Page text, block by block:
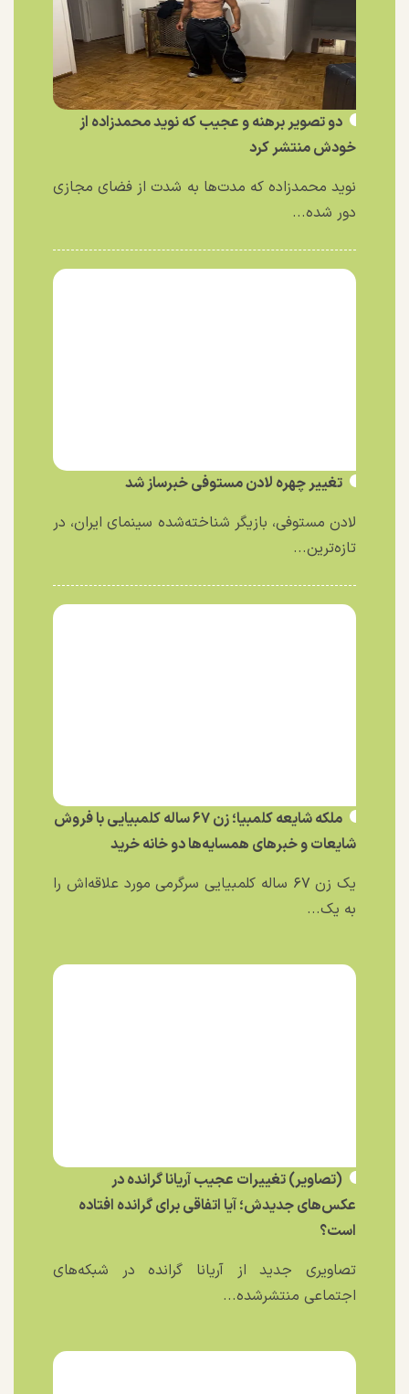
دو تصویر برهنه و عجیب که نوید محمدزاده از
خودش منتشر کرد
نوید محمدزاده که مدت‌ها به شدت از فضای مجازی
دور شده...
تغییر چهره لادن مستوفی خبرساز شد
لادن مستوفی، بازیگر شناخته‌شده سینمای ایران، در
تازه‌ترین...
ملکه شایعه کلمبیا؛ زن ۶۷ ساله کلمبیایی با فروش
شایعات و خبر‌های همسایه‌ها دو خانه خرید
یک زن ۶۷ ساله کلمبیایی سرگرمی مورد علاقه‌اش را
به یک...
(تصاویر) تغییرات عجیب آریانا گرانده در
عکس‌های جدیدش؛ آیا اتفاقی برای گرانده افتاده
است؟
تصاویری جدید از آریانا گرانده در شبکه‌های
اجتماعی منتشرشده...